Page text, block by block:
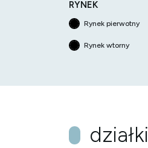
RYNEK
Rynek pierwotny
Rynek wtorny
działki